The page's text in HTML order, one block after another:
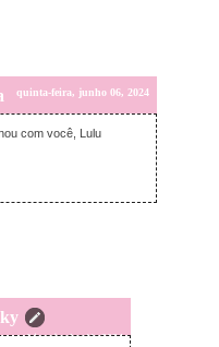
quinta-feira, junho 06, 2024
com você, Lulu
terça-feira, junho 11, 2024